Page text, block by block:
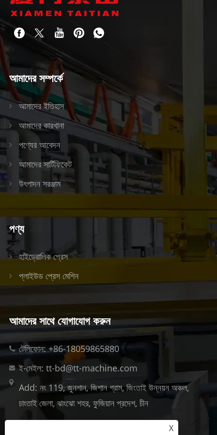
আমাদের সম্পর্কে
আমাদের ইতিহাস
আমাদের কারখানা
পণ্যের আবেদন
আমাদের সার্টিফিকেট
উৎপাদন সরঞ্জাম
পণ্য
হাইড্রোলিক প্রেস
প্লাইউড প্রেস মেশিন
আমাদের সাথে যোগাযোগ করুন
টেলিফোন: +86-18059865880
ই-মেইল: tt-bd@tt-machine.com
Add: নং 119, জুনশান, জিশান গ্রাম, জিংতাই উন্নয়ন অঞ্চল,
চাংতাই ​​জেলা, ঝাংঝো শহর, ফুজিয়ান প্রদেশ, চীন
X